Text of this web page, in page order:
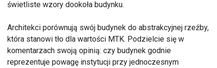
świetliste wzory dookoła budynku.
Architekci porównują swój budynek do abstrakcyjnej rzeźby,
która stanowi tło dla wartości MTK. Podzielcie się w
komentarzach swoją opinią: czy budynek godnie
reprezentuje powagę instytucji przy jednoczesnym